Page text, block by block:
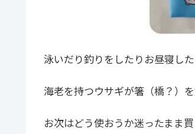
泳いだり釣りをしたりお昼寝し
海老を持つウサギが箸（橋？）
お次はどう使おうか迷ったまま買